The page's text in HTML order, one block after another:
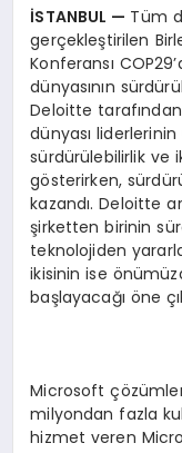
İSTANBUL — Tüm
gerçekleştirilen
Konferansı
dünyasının
Deloitte
dünyası
sürdürülebilirlik ve
gösterirken,
kazandı. Deloitte
şirketten birinin
teknolojiden
ikisinin ise
başlayacağı öne
Microsoft
milyondan fazla
hizmet veren